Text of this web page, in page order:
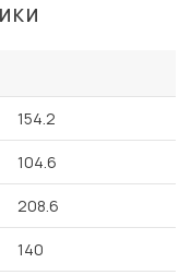
154.2
104.6
208.6
140